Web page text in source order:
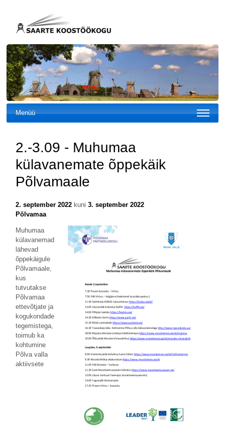
Menüü
2.-3.09 - Muhumaa
külavanemate õppekäik
Põlvamaale
2. september 2022kuni 3. september 2022
Põlvamaa
Muhumaa
külavanemad
lähevad
õppekäigule
Põlvamaale,
kus
tutvutakse
Põlvamaa
ettevõtjate ja
kogukondade
tegemistega,
toimub ka
kohtumine
Põlva valla
aktiivsete